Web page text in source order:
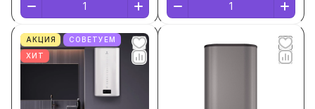
АКЦИЯ
СОВЕТУЕМ
ХИТ